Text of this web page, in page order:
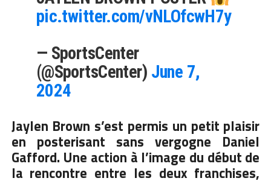
pic.twitter.com/vNLOfcwH7y
— SportsCenter
(@SportsCenter) June 7,
2024
Jaylen Brown s’est permis un petit plaisir
en posterisant sans vergogne Daniel
Gafford. Une action à l’image du début de
la rencontre entre les deux franchises,